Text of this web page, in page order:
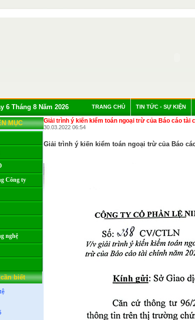
6 Tháng 8 Năm 2026 TRANG CHỦ TIN TỨC - SỰ KIỆN
MỤC
Công ty
nghệ
biết
Giải trình ý kiến kiểm toán ngoại trừ của Báo cáo tài
30.03.2022 06:54
Giải trình ý kiến kiểm toán ngoại trừ của Báo